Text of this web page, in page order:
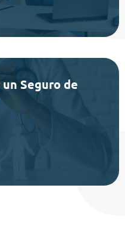
Seguro de